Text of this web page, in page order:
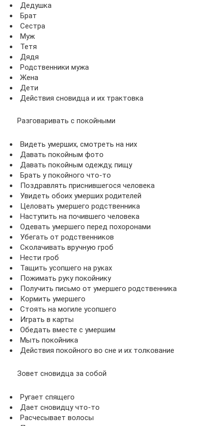
Дедушка
Брат
Сестра
Муж
Тетя
Дядя
Родственники мужа
Жена
Дети
Действия сновидца и их трактовка
Разговаривать с покойными
Видеть умерших, смотреть на них
Давать покойным фото
Давать покойным одежду, пищу
Брать у покойного что-то
Поздравлять приснившегося человека
Увидеть обоих умерших родителей
Целовать умершего родственника
Наступить на почившего человека
Одевать умершего перед похоронами
Убегать от родственников
Сколачивать вручную гроб
Нести гроб
Тащить усопшего на руках
Пожимать руку покойнику
Получить письмо от умершего родственника
Кормить умершего
Стоять на могиле усопшего
Играть в карты
Обедать вместе с умершим
Мыть покойника
Действия покойного во сне и их толкование
Зовет сновидца за собой
Ругает спящего
Дает сновидцу что-то
Расчесывает волосы